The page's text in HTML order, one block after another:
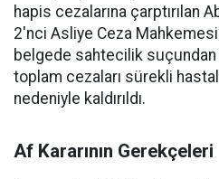
hapis cezalarına çarptırılan
2'nci Asliye Ceza
belgede sahtecilik suçundan
toplam cezaları sürekli
nedeniyle kaldırıldı.
Af Kararının Gerekçeleri